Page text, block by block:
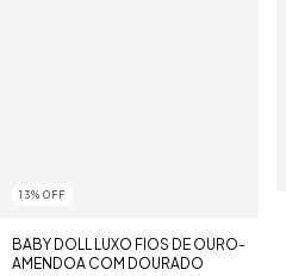
13% OFF
BABY DOLL LUXO FIOS DE OURO-
AMENDOA COM DOURADO